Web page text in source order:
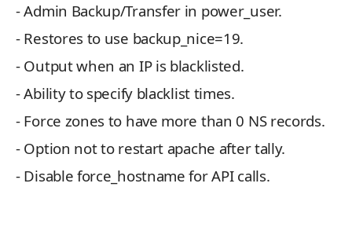
- Admin Backup/Transfer in power_user.
- Restores to use backup_nice=19.
- Output when an IP is blacklisted.
- Ability to specify blacklist times.
- Force zones to have more than 0 NS records.
- Option not to restart apache after tally.
- Disable force_hostname for API calls.